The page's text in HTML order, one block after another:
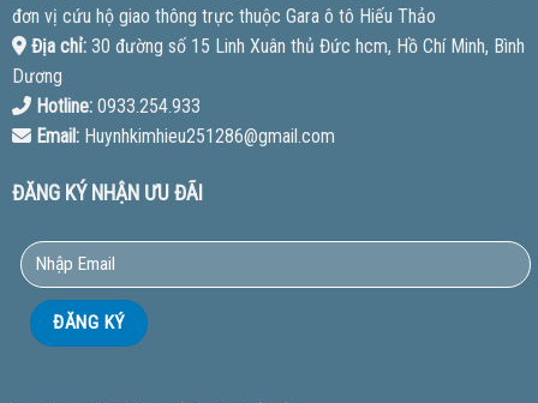
đơn vị cứu hộ giao thông trực thuộc Gara ô tô Hiếu Thảo
Địa chỉ:30 đường số 15 Linh Xuân thủ Đức hcm, Hồ Chí Minh, Bình
Dương
Hotline:0933.254.933
Email:Huynhkimhieu251286@gmail.com
ĐĂNG KÝ NHẬN ƯU ĐÃI